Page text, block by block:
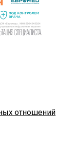
отношений